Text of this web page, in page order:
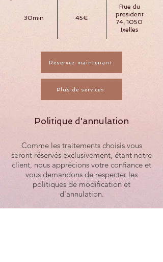
30min 45€
Rue du
president
74, 1050
Ixelles
Réservez maintenant
Plus de services
Politique d'annulation
Comme les traitements choisis vous
seront réservés exclusivement, étant notre
client, nous apprécions votre confiance et
vous demandons de respecter les
politiques de modification et
d'annulation.